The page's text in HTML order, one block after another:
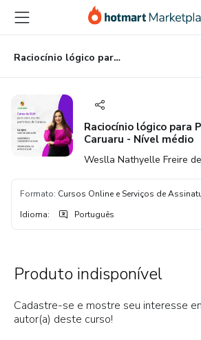
para
conteúdo
principal
para
pagamento
para
rodapé
Raciocínio lógico para Prefeitura de Caruaru - Nível médio
Raciocínio lógico para
Caruaru - Nível médio
Weslla Nathyelle Freire
Formato: Cursos Online e Serviços de
Idioma: Português
Produto indisponível
Cadastre-se e mostre seu interesse
autor(a) deste curso!